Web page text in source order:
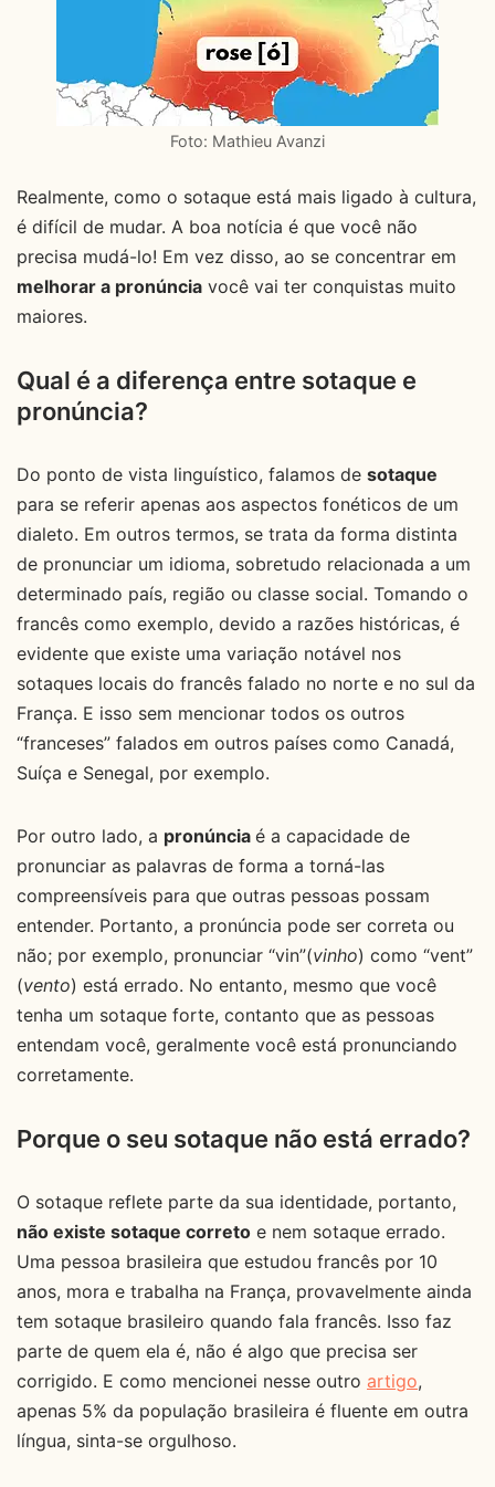
Foto: Mathieu Avanzi
Realmente, como o sotaque está mais ligado à cultura,
é difícil de mudar. A boa notícia é que você não
precisa mudá-lo! Em vez disso, ao se concentrar em
melhorar a pronúncia você vai ter conquistas muito
maiores.
Qual é a diferença entre sotaque e
pronúncia?
Do ponto de vista linguístico, falamos de sotaque
para se referir apenas aos aspectos fonéticos de um
dialeto. Em outros termos, se trata da forma distinta
de pronunciar um idioma, sobretudo relacionada a um
determinado país, região ou classe social. Tomando o
francês como exemplo, devido a razões históricas, é
evidente que existe uma variação notável nos
sotaques locais do francês falado no norte e no sul da
França. E isso sem mencionar todos os outros
“franceses” falados em outros países como Canadá,
Suíça e Senegal, por exemplo.
Por outro lado, a pronúncia é a capacidade de
pronunciar as palavras de forma a torná-las
compreensíveis para que outras pessoas possam
entender. Portanto, a pronúncia pode ser correta ou
não; por exemplo, pronunciar “vin”(vinho) como “vent”
(vento) está errado. No entanto, mesmo que você
tenha um sotaque forte, contanto que as pessoas
entendam você, geralmente você está pronunciando
corretamente.
Porque o seu sotaque não está errado?
O sotaque reflete parte da sua identidade, portanto,
não existe sotaque correto e nem sotaque errado.
Uma pessoa brasileira que estudou francês por 10
anos, mora e trabalha na França, provavelmente ainda
tem sotaque brasileiro quando fala francês. Isso faz
parte de quem ela é, não é algo que precisa ser
corrigido. E como mencionei nesse outro artigo,
apenas 5% da população brasileira é fluente em outra
língua, sinta-se orgulhoso.